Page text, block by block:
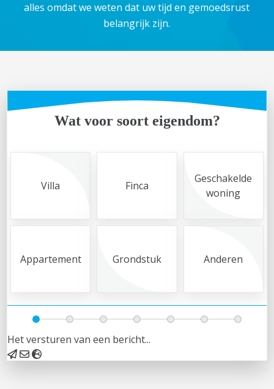
alles omdat we weten dat uw tijd en gemoedsrust
belangrijk zijn.
Wat voor soort eigendom?
Villa Finca
Geschakelde
woning
Appartement Grondstuk Anderen
Het versturen van een bericht...